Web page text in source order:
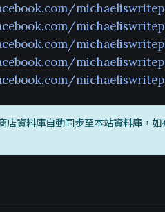
店資料庫自動同步至本站資料庫，